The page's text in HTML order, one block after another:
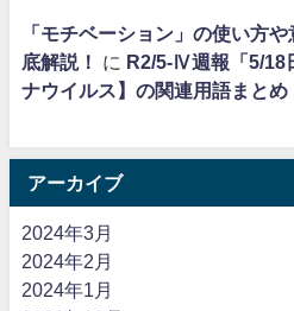
「モチベーション」の使い方
底解説！
に R2/5-Ⅳ週報「5/18
ナウイルス】の関連用語まとめ
アーカイブ
2024年3月
2024年2月
2024年1月